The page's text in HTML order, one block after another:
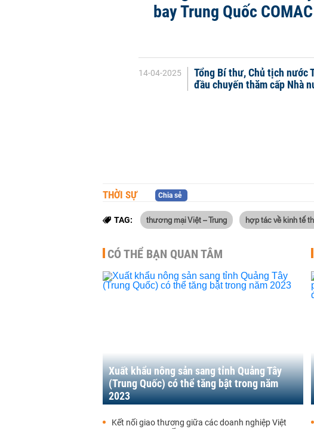
bay Trung Quốc COMAC
14-04-2025
Tổng Bí thư, Chủ tịch nước
đầu chuyến thăm cấp Nhà
THỜI SỰ Chia sẻ
TAG: thương mại Việt – Trung hợp tác về kinh tế
CÓ THỂ BẠN QUAN TÂM
Xuất khẩu nông sản sang tỉnh Quảng Tây
(Trung Quốc) có thể tăng bật trong năm
2023
Kết nối giao thương giữa các doanh nghiệp Việt